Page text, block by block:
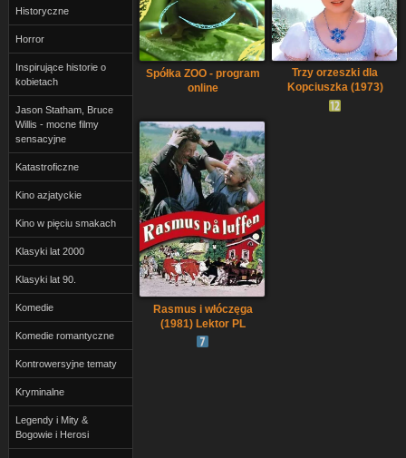
Historyczne
Horror
Inspirujące historie o
kobietach
Jason Statham, Bruce
Willis - mocne filmy
sensacyjne
Katastroficzne
Kino azjatyckie
Kino w pięciu smakach
Klasyki lat 2000
Klasyki lat 90.
Komedie
Komedie romantyczne
Kontrowersyjne tematy
Kryminalne
Legendy i Mity &
Bogowie i Herosi
Spółka ZOO - program
online
Trzy orzeszki dla
Kopciuszka (1973)
Napisy PL
Rasmus i włóczęga
(1981) Lektor PL